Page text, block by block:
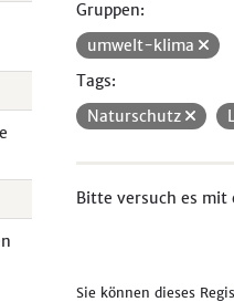
Gruppen:
umwelt-klima
Tags:
Naturschutz
Bitte versuch es mit
Sie können dieses